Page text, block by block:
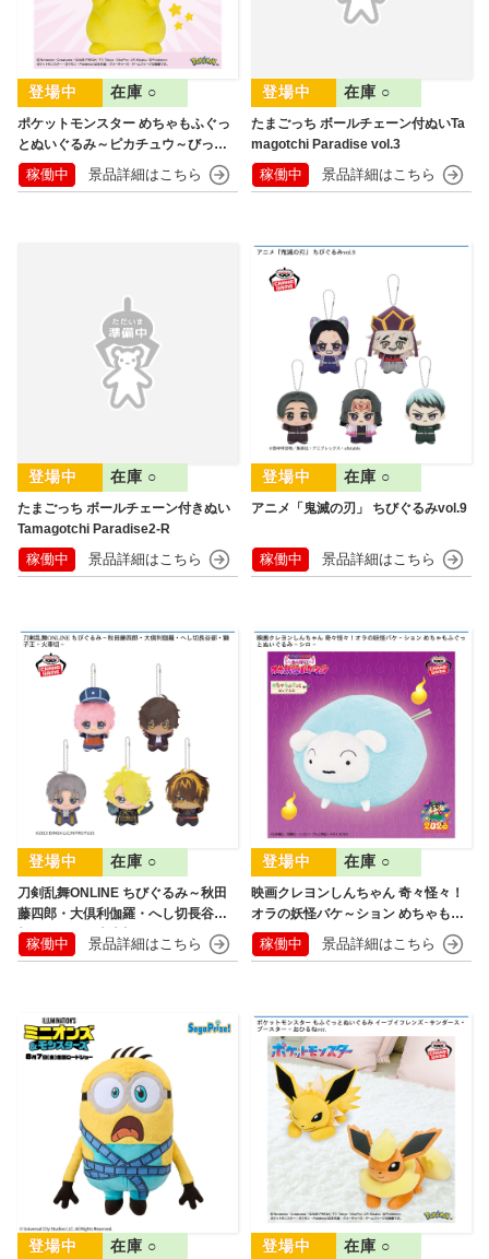
ポケットモンスター めちゃもふぐっ
とぬいぐるみ～ピカチュウ～びっく
りver.
在庫 ○
稼働中
たまごっち ボールチェーン付ぬいTa
magotchi Paradise vol.3
在庫 ○
稼働中
たまごっち ボールチェーン付きぬい
Tamagotchi Paradise2-R
在庫 ○
稼働中
アニメ「鬼滅の刃」 ちびぐるみvol.9
在庫 ○
稼働中
刀剣乱舞ONLINE ちびぐるみ～秋田
藤四郎・大倶利伽羅・へし切長谷
部・獅子王・火車切～
在庫 ○
稼働中
映画クレヨンしんちゃん 奇々怪々！
オラの妖怪バケ～ション めちゃもふ
ぐっとぬいぐるみ シロ
在庫 ○
稼働中
在庫 ○ 在庫 ○